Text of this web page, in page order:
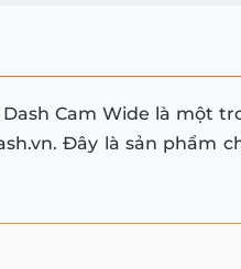
Dash Cam Wide là một
Đây là sản phẩm